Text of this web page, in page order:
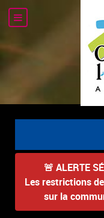
🚨 ALERTE
Les restrictions
sur la